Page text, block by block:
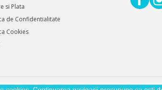
si Plata
de Confidentialitate
Cookies